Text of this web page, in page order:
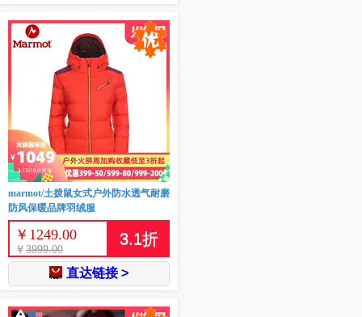
marmot/土拨鼠女式户外防水透气耐磨
防风保暖品牌羽绒服
￥ 1249.00
￥ 3999.00
3.1折
直达链接 >